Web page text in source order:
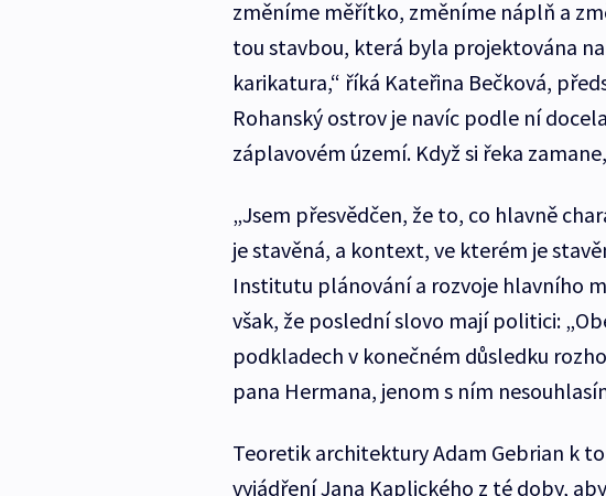
změníme měřítko, změníme náplň a
tou stavbou, která byla projektována
karikatura,“ říká Kateřina Bečková,
Rohanský ostrov je navíc podle ní
záplavovém území. Když si řeka
„Jsem přesvědčen, že to, co hlavně
je stavěná, a kontext, ve kterém je
Institutu plánování a rozvoje hlavního
však, že poslední slovo mají politici:
podkladech v konečném důsledku
pana Hermana, jenom s ním
Teoretik architektury Adam Gebrian k
vyjádření Jana Kaplického z té doby,